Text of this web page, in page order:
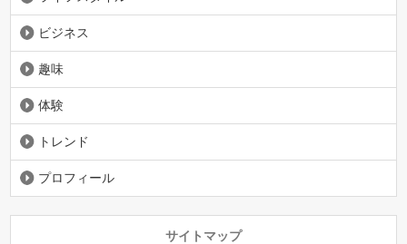
ビジネス
趣味
体験
トレンド
プロフィール
サイトマップ